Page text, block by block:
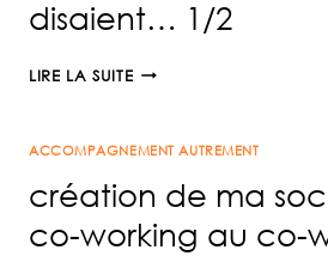
disaient… 1/2
LIRE LA SUITEENGAGEZ-
VAE
QU’Y
DISAIENT…
ACCOMPAGNEMENT AUTREMENT
création de ma
co-working au co-